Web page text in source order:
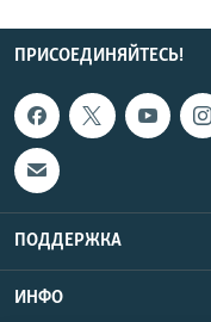
ПРИСОЕДИНЯЙТЕСЬ!
ПОДДЕРЖКА
ИНФО